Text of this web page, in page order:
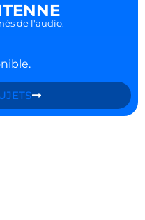
de l'audio.